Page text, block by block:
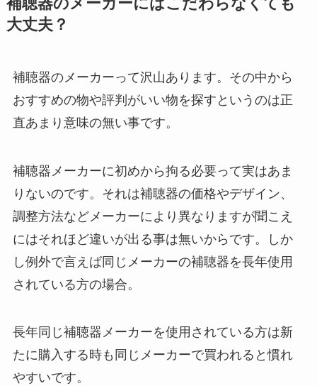
大丈夫？
補聴器のメーカーって沢山あります。その中から
おすすめの物や評判がいい物を探すというのは正
直あまり意味の無い事です。
補聴器メーカーに初めから拘る必要って実はあま
りないのです。それは補聴器の価格やデザイン、
調整方法などメーカーにより異なりますが聞こえ
にはそれほど違いが出る事は無いからです。しか
し例外で言えば同じメーカーの補聴器を長年使用
されている方の場合。
長年同じ補聴器メーカーを使用されている方は新
たに購入する時も同じメーカーで買われると慣れ
やすいです。